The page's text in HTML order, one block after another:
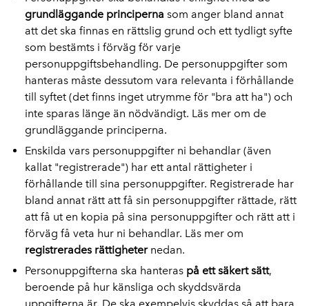
grundläggande principerna som anger bland annat
att det ska finnas en rättslig grund och ett tydligt syfte
som bestämts i förväg för varje
personuppgiftsbehandling. De personuppgifter som
hanteras måste dessutom vara relevanta i förhållande
till syftet (det finns inget utrymme för "bra att ha") och
inte sparas länge än nödvändigt. Läs mer om de
grundläggande principerna.
Enskilda vars personuppgifter ni behandlar (även
kallat "registrerade") har ett antal rättigheter i
förhållande till sina personuppgifter. Registrerade har
bland annat rätt att få sin personuppgifter rättade, rätt
att få ut en kopia på sina personuppgifter och rätt att i
förväg få veta hur ni behandlar. Läs mer om
registrerades rättigheternedan.
Personuppgifterna ska hanteras på ett säkert sätt,
beroende på hur känsliga och skyddsvärda